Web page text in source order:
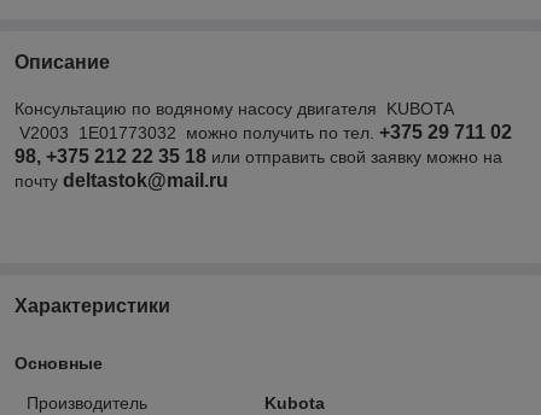
Описание
Консультацию по водяному насосу двигателя KUBOTA
V2003 1E01773032 можно получить по тел. +375 29 711 02
98, +375 212 22 35 18 или отправить свой заявку можно на
почту deltastok@mail.ru
Характеристики
Основные
Производитель
Kubota